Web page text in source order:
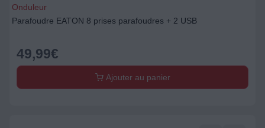
Onduleur
Parafoudre EATON 8 prises parafoudres + 2 USB
49,99€
Ajouter au panier